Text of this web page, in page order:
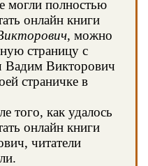
могли полностью
онлайн книги
, можно
страницу с
Вадим Викторович
страничке в
того, как удалось
онлайн книги
читатели